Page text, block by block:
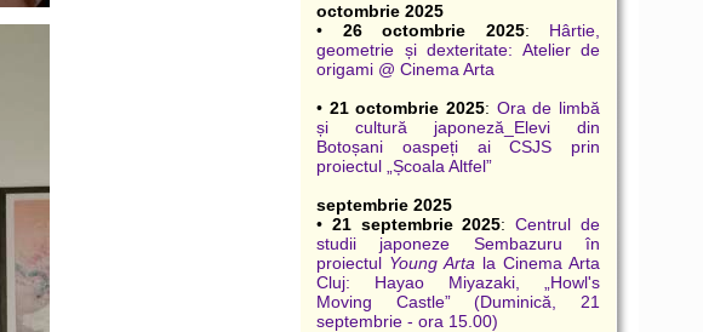
octombrie 2025
• 26 octombrie 2025: Hârtie,
geometrie și dexteritate: Atelier de
origami @ Cinema Arta
• 21 octombrie 2025: Ora de limbă
și cultură japoneză_Elevi din
Botoșani oaspeți ai CSJS prin
proiectul „Școala Altfel”
septembrie 2025
• 21 septembrie 2025:Centrul de
studii japoneze Sembazuru în
proiectul Young Arta la Cinema Arta
Cluj: Hayao Miyazaki, „Howl's
Moving Castle” (Duminică, 21
septembrie - ora 15.00)